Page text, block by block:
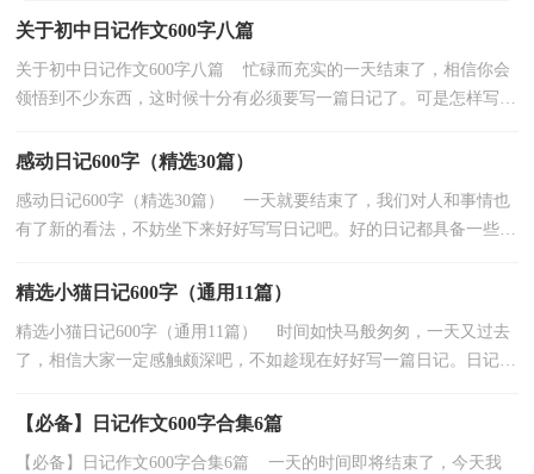
关于初中日记作文600字八篇
关于初中日记作文600字八篇 忙碌而充实的一天结束了，相信你会
领悟到不少东西，这时候十分有必须要写一篇日记了。可是怎样写日
感动日记600字（精选30篇）
感动日记600字（精选30篇） 一天就要结束了，我们对人和事情也
有了新的看法，不妨坐下来好好写写日记吧。好的日记都具备一些什
精选小猫日记600字（通用11篇）
精选小猫日记600字（通用11篇） 时间如快马般匆匆，一天又过去
了，相信大家一定感触颇深吧，不如趁现在好好写一篇日记。日记怎
【必备】日记作文600字合集6篇
【必备】日记作文600字合集6篇 一天的时间即将结束了，今天我